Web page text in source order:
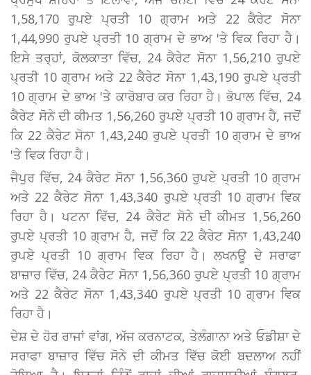
1,58,170 ਰੁਪਏ ਪ੍ਰਤੀ 10 ਗ੍ਰਾਮ ਅਤੇ 22 ਕੈਰੇਟ ਸੋਨਾ
1,44,990 ਰੁਪਏ ਪ੍ਰਤੀ 10 ਗ੍ਰਾਮ ਦੇ ਭਾਅ 'ਤੇ ਵਿਕ ਰਿਹਾ ਹੈ।
ਇਸੇ ਤਰ੍ਹਾਂ, ਕੋਲਕਾਤਾ ਵਿੱਚ, 24 ਕੈਰੇਟ ਸੋਨਾ 1,56,210 ਰੁਪਏ
ਪ੍ਰਤੀ 10 ਗ੍ਰਾਮ ਅਤੇ 22 ਕੈਰੇਟ ਸੋਨਾ 1,43,190 ਰੁਪਏ ਪ੍ਰਤੀ
10 ਗ੍ਰਾਮ ਦੇ ਭਾਅ 'ਤੇ ਕਾਰੋਬਾਰ ਕਰ ਰਿਹਾ ਹੈ। ਭੋਪਾਲ ਵਿੱਚ, 24
ਕੈਰੇਟ ਸੋਨੇ ਦੀ ਕੀਮਤ 1,56,260 ਰੁਪਏ ਪ੍ਰਤੀ 10 ਗ੍ਰਾਮ ਹੈ, ਜਦੋਂ
ਕਿ 22 ਕੈਰੇਟ ਸੋਨਾ 1,43,240 ਰੁਪਏ ਪ੍ਰਤੀ 10 ਗ੍ਰਾਮ ਦੇ ਭਾਅ
'ਤੇ ਵਿਕ ਰਿਹਾ ਹੈ।
ਜੈਪੁਰ ਵਿੱਚ, 24 ਕੈਰੇਟ ਸੋਨਾ 1,56,360 ਰੁਪਏ ਪ੍ਰਤੀ 10 ਗ੍ਰਾਮ
ਅਤੇ 22 ਕੈਰੇਟ ਸੋਨਾ 1,43,340 ਰੁਪਏ ਪ੍ਰਤੀ 10 ਗ੍ਰਾਮ ਵਿਕ
ਰਿਹਾ ਹੈ। ਪਟਨਾ ਵਿੱਚ, 24 ਕੈਰੇਟ ਸੋਨੇ ਦੀ ਕੀਮਤ 1,56,260
ਰੁਪਏ ਪ੍ਰਤੀ 10 ਗ੍ਰਾਮ ਹੈ, ਜਦੋਂ ਕਿ 22 ਕੈਰੇਟ ਸੋਨਾ 1,43,240
ਰੁਪਏ ਪ੍ਰਤੀ 10 ਗ੍ਰਾਮ ਵਿਕ ਰਿਹਾ ਹੈ। ਲਖਨਊ ਦੇ ਸਰਾਫਾ
ਬਾਜ਼ਾਰ ਵਿੱਚ, 24 ਕੈਰੇਟ ਸੋਨਾ 1,56,360 ਰੁਪਏ ਪ੍ਰਤੀ 10 ਗ੍ਰਾਮ
ਅਤੇ 22 ਕੈਰੇਟ ਸੋਨਾ 1,43,340 ਰੁਪਏ ਪ੍ਰਤੀ 10 ਗ੍ਰਾਮ ਵਿਕ
ਰਿਹਾ ਹੈ।
ਦੇਸ਼ ਦੇ ਹੋਰ ਰਾਜਾਂ ਵਾਂਗ, ਅੱਜ ਕਰਨਾਟਕ, ਤੇਲੰਗਾਨਾ ਅਤੇ ਓਡੀਸ਼ਾ ਦੇ
ਸਰਾਫਾ ਬਾਜ਼ਾਰ ਵਿੱਚ ਸੋਨੇ ਦੀ ਕੀਮਤ ਵਿੱਚ ਕੋਈ ਬਦਲਾਅ ਨਹੀਂ